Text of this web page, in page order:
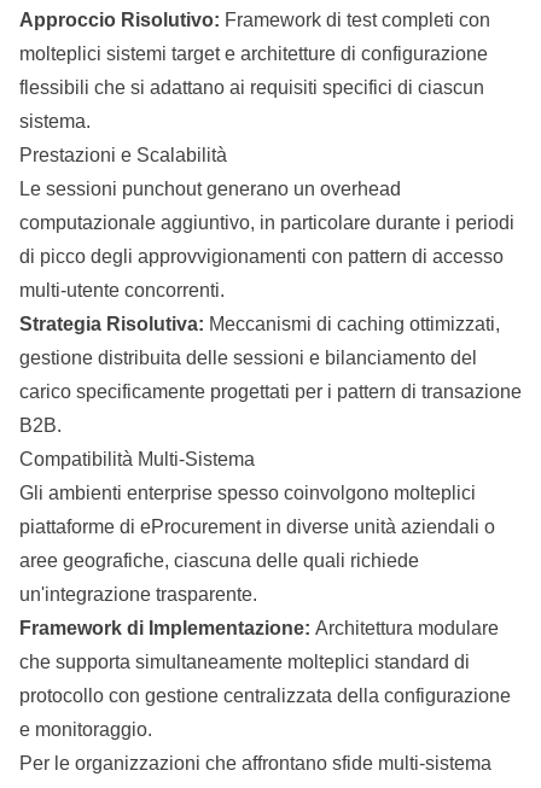
Approccio Risolutivo: Framework di test completi con
molteplici sistemi target e architetture di configurazione
flessibili che si adattano ai requisiti specifici di ciascun
sistema.
Prestazioni e Scalabilità
Le sessioni punchout generano un overhead
computazionale aggiuntivo, in particolare durante i periodi
di picco degli approvvigionamenti con pattern di accesso
multi-utente concorrenti.
Strategia Risolutiva: Meccanismi di caching ottimizzati,
gestione distribuita delle sessioni e bilanciamento del
carico specificamente progettati per i pattern di transazione
B2B.
Compatibilità Multi-Sistema
Gli ambienti enterprise spesso coinvolgono molteplici
piattaforme di eProcurement in diverse unità aziendali o
aree geografiche, ciascuna delle quali richiede
un'integrazione trasparente.
Framework di Implementazione: Architettura modulare
che supporta simultaneamente molteplici standard di
protocollo con gestione centralizzata della configurazione
e monitoraggio.
Per le organizzazioni che affrontano sfide multi-sistema